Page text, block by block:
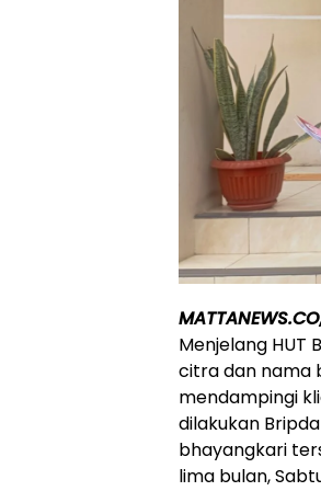
Menjelang HUT
citra dan nama
mendampingi
dilakukan
bhayangkari
lima bulan,